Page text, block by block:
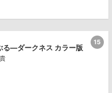
―ダークネス カラー版
15